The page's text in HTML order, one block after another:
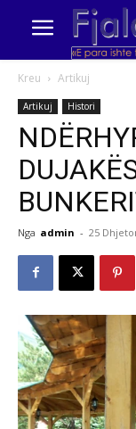
Kreu Artikuj
Artikuj Histori
Nga admin - 25